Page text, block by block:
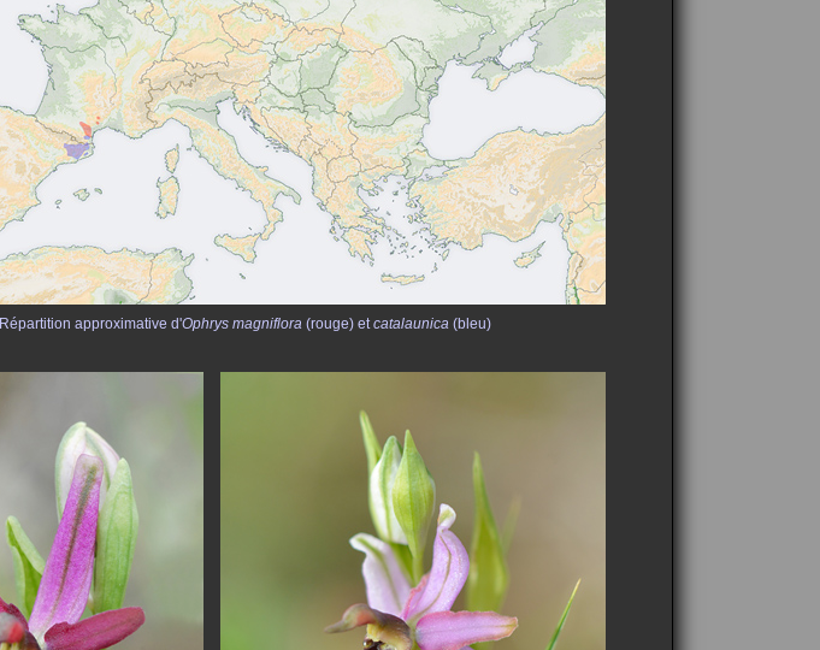
Répartition approximative d'Ophrys magniflora(rouge) etcatalaunica(bleu)